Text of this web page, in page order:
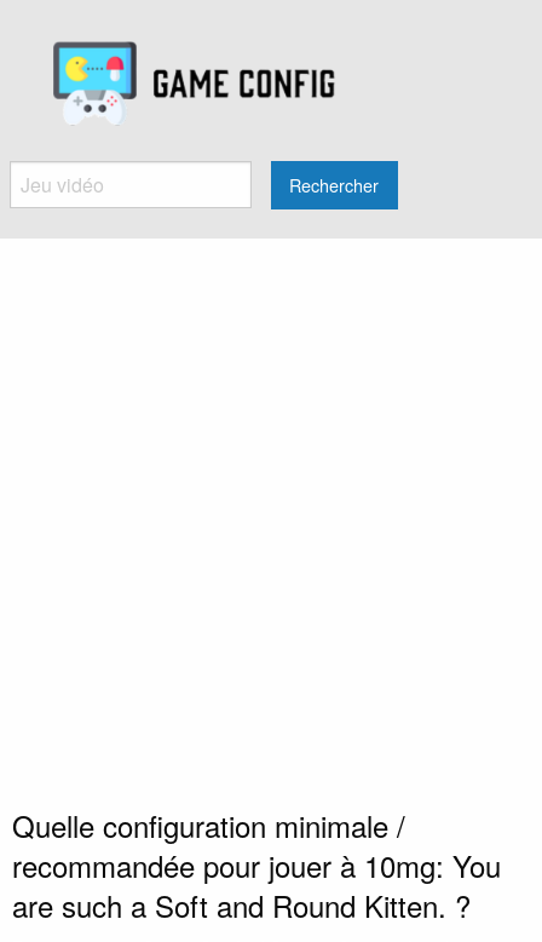
Rechercher
Quelle configuration minimale /
recommandée pour jouer à 10mg: You
are such a Soft and Round Kitten. ?